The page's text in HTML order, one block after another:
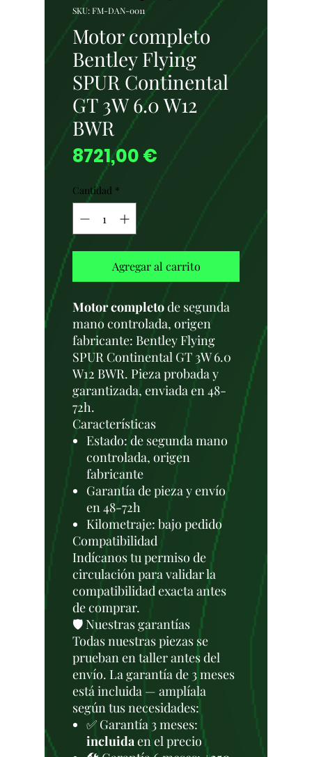
SKU: FM-DAN-0011
Motor completo
Bentley Flying
SPUR Continental
GT 3W 6.0 W12
BWR
8721,00 € Precio
Cantidad *
Agregar al carrito
Motor completode segunda
mano controlada, origen
fabricante: Bentley Flying
SPUR Continental GT 3W 6.0
W12 BWR. Pieza probada y
garantizada, enviada en 48-
72h.
Características
Estado: de segunda mano
controlada, origen
fabricante
Garantía de pieza y envío
en 48-72h
Kilometraje: bajo pedido
Compatibilidad
Indícanos tu permiso de
circulación para validar la
compatibilidad exacta antes
de comprar.
🛡️ Nuestras garantías
Todas nuestras piezas se
prueban en taller antes del
envío. La garantía de 3 meses
está incluida — amplíala
según tus necesidades:
✅ Garantía 3 meses:
incluidaen el precio